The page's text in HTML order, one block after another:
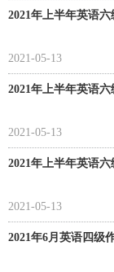
2021年上半年英语
2021-05-13
2021年上半年英语
2021-05-13
2021年上半年英语
2021-05-13
2021年6月英语四级